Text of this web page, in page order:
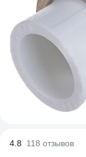
4.8 118 отзывов